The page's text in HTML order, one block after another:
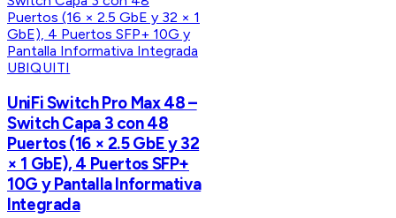
UBIQUITI
UniFi Switch Pro Max 48 –
Switch Capa 3 con 48
Puertos (16 × 2.5 GbE y 32
× 1 GbE), 4 Puertos SFP+
10G y Pantalla Informativa
Integrada